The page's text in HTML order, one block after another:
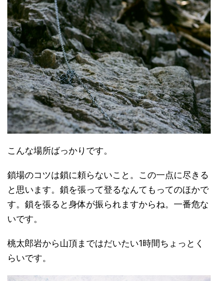
こんな場所ばっかりです。
鎖場のコツは鎖に頼らないこと。この一点に尽きる
と思います。鎖を張って登るなんてもってのほかで
す。鎖を張ると身体が振られますからね。一番危な
いです。
桃太郎岩から山頂まではだいたい1時間ちょっとく
らいです。